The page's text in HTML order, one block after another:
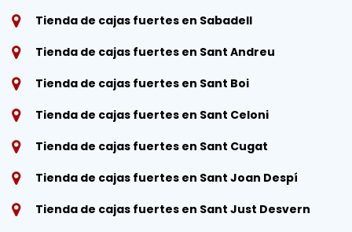
Tienda de cajas fuertes en Sabadell
Tienda de cajas fuertes en Sant Andreu
Tienda de cajas fuertes en Sant Boi
Tienda de cajas fuertes en Sant Celoni
Tienda de cajas fuertes en Sant Cugat
Tienda de cajas fuertes en Sant Joan Despí
Tienda de cajas fuertes en Sant Just Desvern